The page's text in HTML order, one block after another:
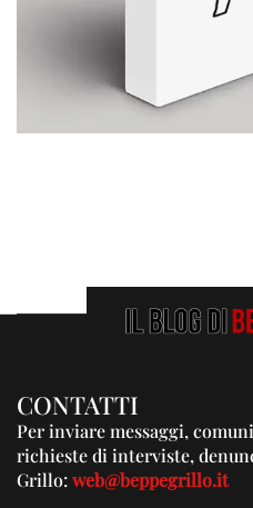
CONTATTI
Per inviare messaggi,
richieste di interviste,
Grillo:web@beppegrillo.it